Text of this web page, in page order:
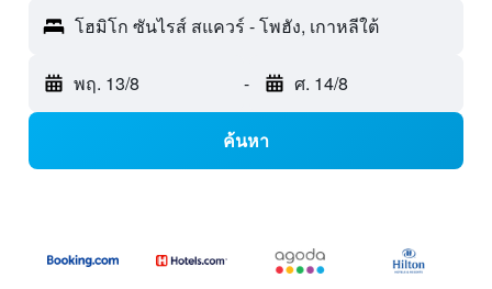
โฮมิโก ซันไรส์ สแควร์ - โพฮัง, เกาหลีใต้
พฤ. 13/8 - ศ. 14/8
ค้นหา